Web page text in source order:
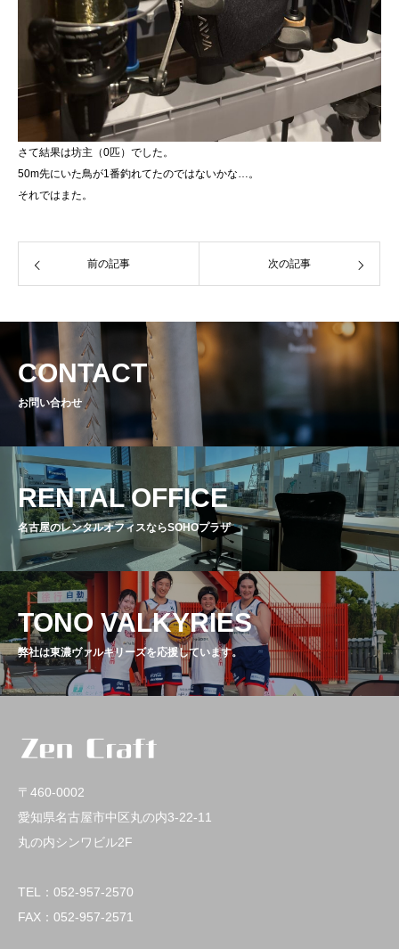
さて結果は坊主（0匹）でした。
50m先にいた鳥が1番釣れてたのではないかな…。
それではまた。
前の記事 次の記事
CONTACT
お問い合わせ
RENTAL OFFICE
名古屋のレンタルオフィスならSOHOプラザ
TONO VALKYRIES
弊社は東濃ヴァルキリーズを応援しています。
〒460-0002
愛知県名古屋市中区丸の内3-22-11
丸の内シンワビル2F
TEL：052-957-2570
FAX：052-957-2571